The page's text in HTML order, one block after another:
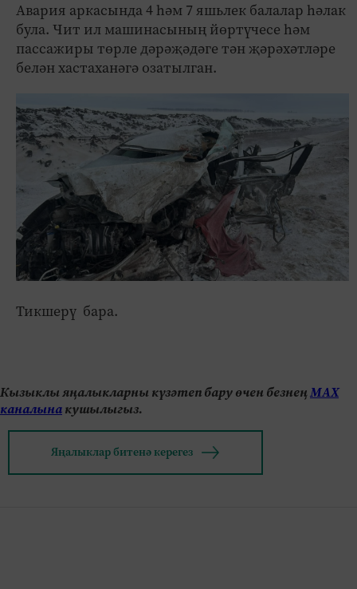
Авария аркасында 4 һәм 7 яшьлек балалар һәлак
була. Чит ил машинасының йөртүчесе һәм
пассажиры төрле дәрәҗәдәге тән җәрәхәтләре
белән хастаханәгә озатылган.
Тикшерү бара.
Кызыклы яңалыкларны күзәтеп бару өчен безнеңМАХ
каналынакушылыгыз.
Яңалыклар битенә керегез